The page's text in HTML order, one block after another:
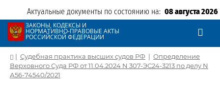
Актуальные документы по состоянию на: 08 августа 2026
ЗАКОНЫ, КОДЕКСЫ И
НОРМАТИВНО-ПРАВОВЫЕ АКТЫ
РОССИЙСКОЙ ФЕДЕРАЦИИ
| Судебная практика высших судов РФ | Определение
Верховного Суда РФ от 11.04.2024 N 307-ЭС24-3213 по делу N
А56-74540/2021